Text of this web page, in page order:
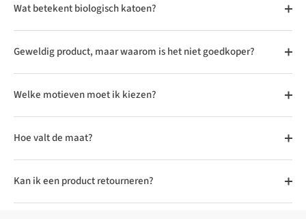
Wat betekent biologisch katoen?
Geweldig product, maar waarom is het niet goedkoper?
Welke motieven moet ik kiezen?
Hoe valt de maat?
Kan ik een product retourneren?